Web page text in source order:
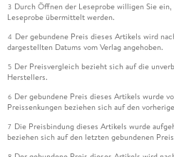
3 Durch Öffnen der Leseprobe willigen Sie
Leseprobe übermittelt werden.
4 Der gebundene Preis dieses Artikels wird
dargestellten Datums vom Verlag angehoben.
5 Der Preisvergleich bezieht sich auf die
Herstellers.
6 Der gebundene Preis dieses Artikels wurde
Preissenkungen beziehen sich auf den
7 Die Preisbindung dieses Artikels wurde
beziehen sich auf den letzten gebundenen